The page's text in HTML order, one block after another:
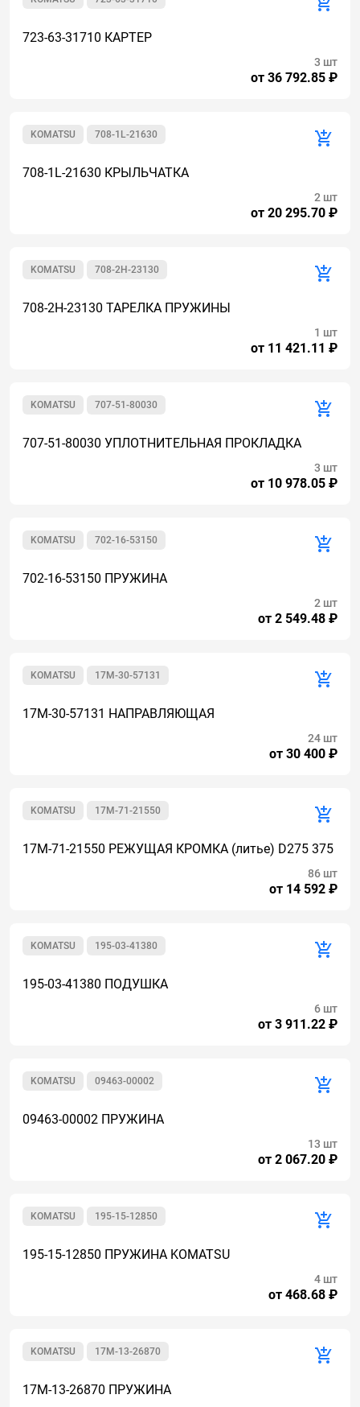
723-63-31710 КАРТЕР
от 36 792.85 ₽
3 шт
708-1L-21630
KOMATSU
708-1L-21630 КРЫЛЬЧАТКА
от 20 295.70 ₽
2 шт
708-2H-23130
KOMATSU
708-2H-23130 ТАРЕЛКА ПРУЖИНЫ
от 11 421.11 ₽
1 шт
707-51-80030
KOMATSU
707-51-80030 УПЛОТНИТЕЛЬНАЯ ПРОКЛАДКА
от 10 978.05 ₽
3 шт
702-16-53150
KOMATSU
702-16-53150 ПРУЖИНА
от 2 549.48 ₽
2 шт
17M-30-57131
KOMATSU
17M-30-57131 НАПРАВЛЯЮЩАЯ
от 30 400 ₽
24 шт
17M-71-21550
KOMATSU
17M-71-21550 РЕЖУЩАЯ КРОМКА (литье) D275 375
от 14 592 ₽
86 шт
195-03-41380
KOMATSU
195-03-41380 ПОДУШКА
от 3 911.22 ₽
6 шт
09463-00002
KOMATSU
09463-00002 ПРУЖИНА
от 2 067.20 ₽
13 шт
195-15-12850
KOMATSU
195-15-12850 ПРУЖИНА KOMATSU
от 468.68 ₽
4 шт
17M-13-26870
KOMATSU
17M-13-26870 ПРУЖИНА